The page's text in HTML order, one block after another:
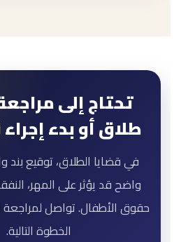
تحتاج إلى
طلاق أو بدء
في قضايا الطلاق، توقيع بند
واضح قد يؤثر على المهر،
حقوق الأطفال. تواصل لمراجعة
الخطوة التالية.